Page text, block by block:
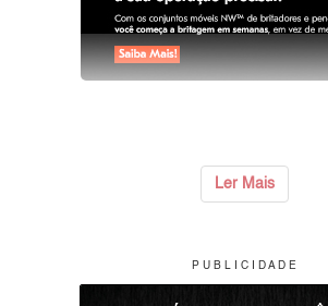
Ler Mais
P U B L I C I D A D E